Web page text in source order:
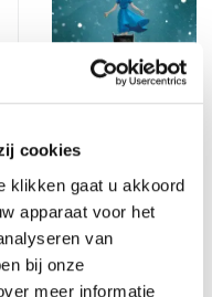
cookies
klikken gaat u akkoord
apparaat voor het
van
bij onze
meer informatie
Edelweiss
€
in stock
TOEVOEGEN
WINKELWAGEN